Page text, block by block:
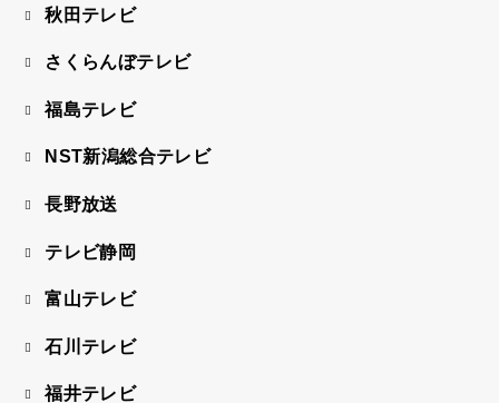
秋田テレビ
さくらんぼテレビ
福島テレビ
NST新潟総合テレビ
長野放送
テレビ静岡
富山テレビ
石川テレビ
福井テレビ